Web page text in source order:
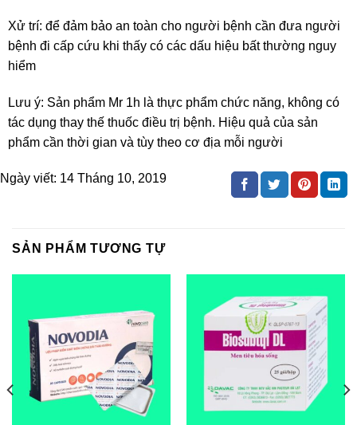
Xử trí: để đảm bảo an toàn cho người bệnh cần đưa người
bệnh đi cấp cứu khi thấy có các dấu hiệu bất thường nguy
hiểm
Lưu ý: Sản phẩm Mr 1h là thực phẩm chức năng, không có
tác dụng thay thế thuốc điều trị bệnh. Hiệu quả của sản
phẩm cần thời gian và tùy theo cơ địa mỗi người
Ngày viết: 14 Tháng 10, 2019
SẢN PHẨM TƯƠNG TỰ